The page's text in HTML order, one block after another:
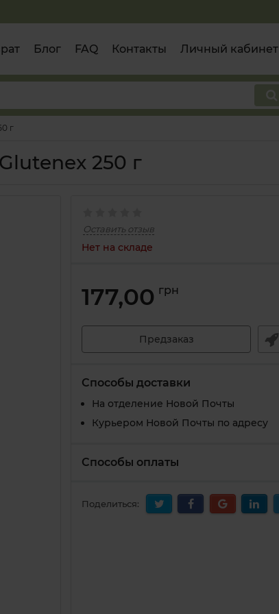
Блог FAQ Контакты Личный кабинет
г
250 г
Оставить отзыв
Нет на складе
177,00 грн
Предзаказ
Способы доставки
На отделение Новой Почты
Курьером Новой Почты по адресу
Способы оплаты
Поделиться: